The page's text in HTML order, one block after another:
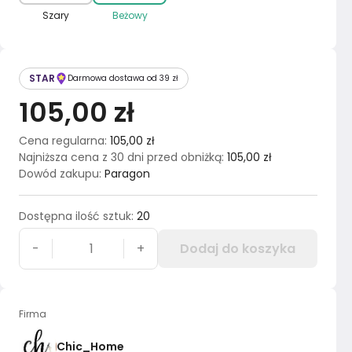
STAR Darmowa dostawa od 39 zł
105,00 zł
Cena regularna: 105,00 zł
Najniższa cena z 30 dni przed obniżką: 105,00 zł
Dowód zakupu: Paragon
Dostępna ilość sztuk: 20
- + Dodaj do koszyka
Szary Beżowy
Firma
Chic_Home